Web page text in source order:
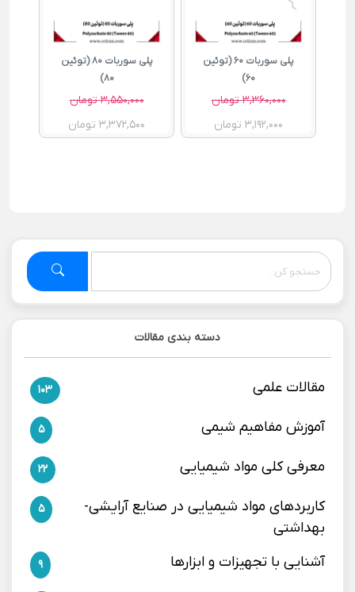
دسته بندی مقالات
مقالات علمی 103
آموزش مفاهیم شیمی 5
معرفی کلی مواد شیمیایی 22
کاربردهای مواد شیمیایی در صنایع آرایشی-
بهداشتی
5
آشنایی با تجهیزات و ابزارها 9
پلی سوربات 60 (توئین
60)
3,360,000 تومان
3,192,000 تومان
پلی سوربات 80 (توئین
80)
3,550,000 تومان
3,372,500 تومان